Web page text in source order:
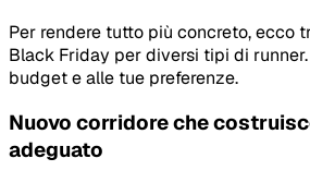
Per rendere tutto più concreto, ecco
Black Friday per diversi tipi di
budget e alle tue preferenze.
Nuovo corridore che
adeguato